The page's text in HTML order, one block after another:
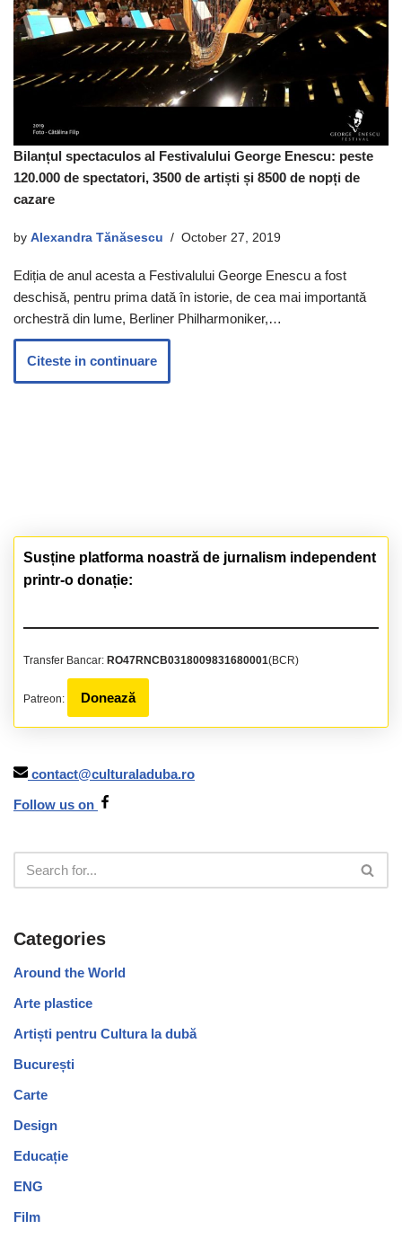
Bilanțul spectaculos al Festivalului George Enescu: peste
120.000 de spectatori, 3500 de artiști și 8500 de nopți de
cazare
by Alexandra Tănăsescu October 27, 2019
Ediția de anul acesta a Festivalului George Enescu a fost
deschisă, pentru prima dată în istorie, de cea mai importantă
orchestră din lume, Berliner Philharmoniker,…
Citeste in continuare
Susține platforma noastră de jurnalism independent
printr-o donație:
Transfer Bancar: RO47RNCB0318009831680001(BCR)
Patreon: Donează
contact@culturaladuba.ro
Follow us on
Categories
Around the World
Arte plastice
Artiști pentru Cultura la dubă
București
Carte
Design
Educație
ENG
Film